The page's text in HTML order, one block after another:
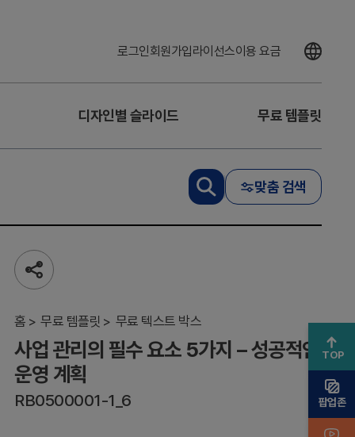
로그인회원가입라이선스이용 요금
디자인별 슬라이드 무료 템플릿
맞춤 검색
공
유
기
홈 무료 템플릿 무료 텍스트 박스
의
수
요
소
가
지
–
성
공
적
사업 관리의 필수 요소 5가지 – 성공적인
운영 계획
RB0500001-1_6
TOP
팝업존